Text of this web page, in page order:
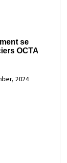
se
OCTA
2024